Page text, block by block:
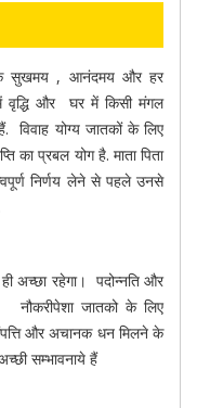
सुखमय , आनंदमय और हर
वृद्धि और घर में किसी मंगल
विवाह योग्य जातकों के लिए
का प्रबल योग है. माता पिता
निर्णय लेने से पहले उनसे
अच्छा रहेगा। पदोन्नति और
नौकरीपेशा जातको के लिए
और अचानक धन मिलने के
सम्भावनाये हैं